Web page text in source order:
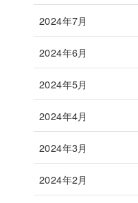
2024年7月
2024年6月
2024年5月
2024年4月
2024年3月
2024年2月